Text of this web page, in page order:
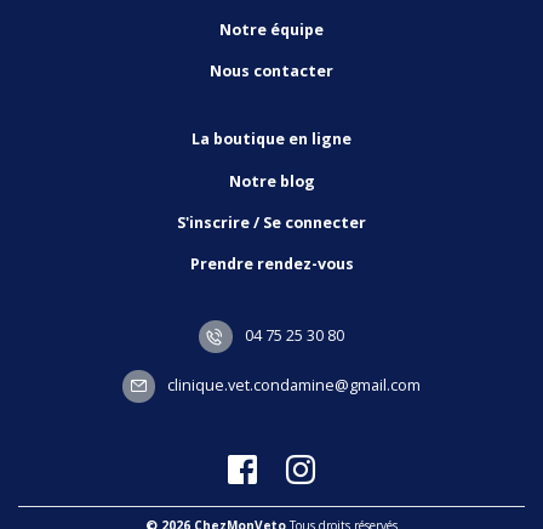
Notre équipe
Nous contacter
La boutique en ligne
Notre blog
S'inscrire / Se connecter
Prendre rendez-vous
04 75 25 30 80
clinique.vet.condamine@gmail.com
© 2026 ChezMonVetoTous droits réservés